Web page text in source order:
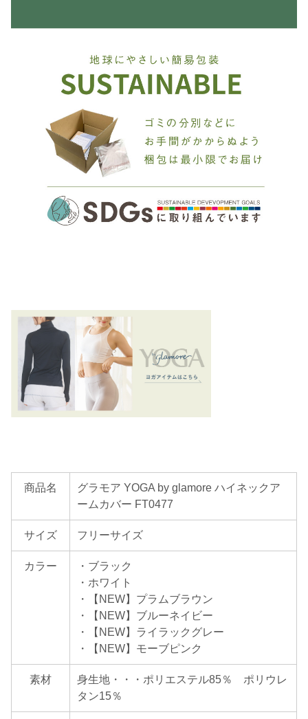
商品名
グラモア YOGA by glamore ハイネックア
ームカバー FT0477
サイズ フリーサイズ
カラー
・ブラック
・ホワイト
・【NEW】プラムブラウン
・【NEW】ブルーネイビー
・【NEW】ライラックグレー
・【NEW】モーブピンク
素材
身生地・・・ポリエステル85％ ポリウレ
タン15％